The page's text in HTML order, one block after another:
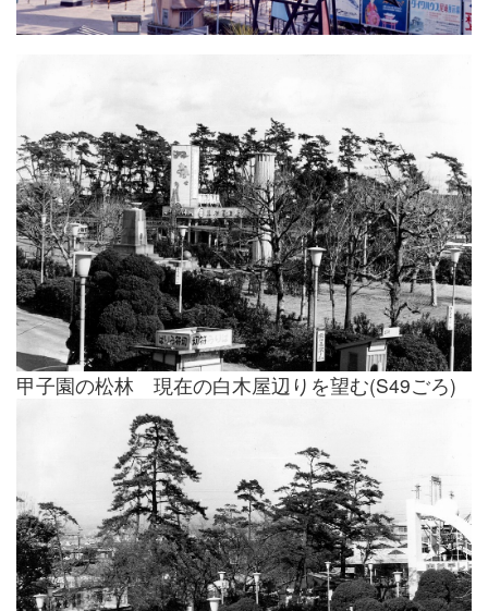
甲子園の松林 現在の白木屋辺りを望む(S49ごろ)